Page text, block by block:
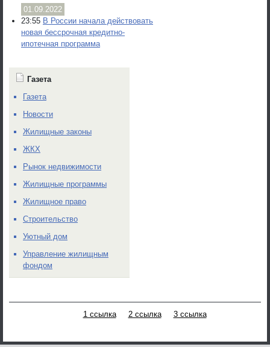
01.09.2022
23:55 В России начала действовать
новая бессрочная кредитно-
ипотечная программа
Газета
Газета
Новости
Жилищные законы
ЖКХ
Рынок недвижимости
Жилищные программы
Жилищное право
Строительство
Уютный дом
Управление жилищным
фондом
1 ссылка 2 ссылка 3 ссылка